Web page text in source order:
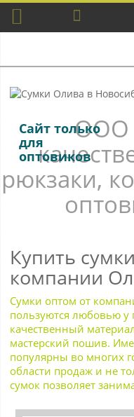
Сайт только
для
оптовиков
ООО
рюкзаки,
Купить
компании
Сумки оптом от
пользуются любовью у
качественный
мастерский пошив.
популярны во многих
области продаж и не
сумок позволяет